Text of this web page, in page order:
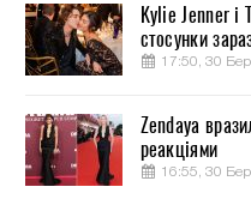
Kylie Jenner
стосунки
17:50, 30
Zendaya
реакціями
16:55, 30